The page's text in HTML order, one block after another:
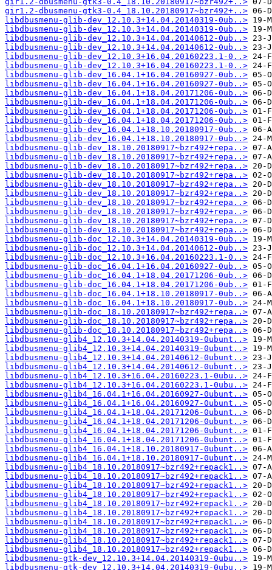
gir1.2-dbusmenu-gtk3-0.4_18.10.20180917~bzr492+..>
libdbusmenu-glib-dev_12.10.3+14.04.20140319-0ub..>
libdbusmenu-glib-dev_12.10.3+14.04.20140319-0ub..>
libdbusmenu-glib-dev_12.10.3+14.04.20140612-0ub..>
libdbusmenu-glib-dev_12.10.3+14.04.20140612-0ub..>
libdbusmenu-glib-dev_12.10.3+16.04.20160223.1-0..>
libdbusmenu-glib-dev_12.10.3+16.04.20160223.1-0..>
libdbusmenu-glib-dev_16.04.1+16.04.20160927-0ub..>
libdbusmenu-glib-dev_16.04.1+16.04.20160927-0ub..>
libdbusmenu-glib-dev_16.04.1+18.04.20171206-0ub..>
libdbusmenu-glib-dev_16.04.1+18.04.20171206-0ub..>
libdbusmenu-glib-dev_16.04.1+18.04.20171206-0ub..>
libdbusmenu-glib-dev_16.04.1+18.04.20171206-0ub..>
libdbusmenu-glib-dev_16.04.1+18.10.20180917-0ub..>
libdbusmenu-glib-dev_16.04.1+18.10.20180917-0ub..>
libdbusmenu-glib-dev_18.10.20180917~bzr492+repa..>
libdbusmenu-glib-dev_18.10.20180917~bzr492+repa..>
libdbusmenu-glib-dev_18.10.20180917~bzr492+repa..>
libdbusmenu-glib-dev_18.10.20180917~bzr492+repa..>
libdbusmenu-glib-dev_18.10.20180917~bzr492+repa..>
libdbusmenu-glib-dev_18.10.20180917~bzr492+repa..>
libdbusmenu-glib-dev_18.10.20180917~bzr492+repa..>
libdbusmenu-glib-dev_18.10.20180917~bzr492+repa..>
libdbusmenu-glib-dev_18.10.20180917~bzr492+repa..>
libdbusmenu-glib-dev_18.10.20180917~bzr492+repa..>
libdbusmenu-glib-doc_12.10.3+14.04.20140319-0ub..>
libdbusmenu-glib-doc_12.10.3+14.04.20140612-0ub..>
libdbusmenu-glib-doc_12.10.3+16.04.20160223.1-0..>
libdbusmenu-glib-doc_16.04.1+16.04.20160927-0ub..>
libdbusmenu-glib-doc_16.04.1+18.04.20171206-0ub..>
libdbusmenu-glib-doc_16.04.1+18.04.20171206-0ub..>
libdbusmenu-glib-doc_16.04.1+18.10.20180917-0ub..>
libdbusmenu-glib-doc_16.04.1+18.10.20180917-0ub..>
libdbusmenu-glib-doc_18.10.20180917~bzr492+repa..>
libdbusmenu-glib-doc_18.10.20180917~bzr492+repa..>
libdbusmenu-glib-doc_18.10.20180917~bzr492+repa..>
libdbusmenu-glib4_12.10.3+14.04.20140319-0ubunt..>
libdbusmenu-glib4_12.10.3+14.04.20140319-0ubunt..>
libdbusmenu-glib4_12.10.3+14.04.20140612-0ubunt..>
libdbusmenu-glib4_12.10.3+14.04.20140612-0ubunt..>
libdbusmenu-glib4_12.10.3+16.04.20160223.1-0ubu..>
libdbusmenu-glib4_12.10.3+16.04.20160223.1-0ubu..>
libdbusmenu-glib4_16.04.1+16.04.20160927-0ubunt..>
libdbusmenu-glib4_16.04.1+16.04.20160927-0ubunt..>
libdbusmenu-glib4_16.04.1+18.04.20171206-0ubunt..>
libdbusmenu-glib4_16.04.1+18.04.20171206-0ubunt..>
libdbusmenu-glib4_16.04.1+18.04.20171206-0ubunt..>
libdbusmenu-glib4_16.04.1+18.04.20171206-0ubunt..>
libdbusmenu-glib4_16.04.1+18.10.20180917-0ubunt..>
libdbusmenu-glib4_16.04.1+18.10.20180917-0ubunt..>
libdbusmenu-glib4_18.10.20180917~bzr492+repack1..>
libdbusmenu-glib4_18.10.20180917~bzr492+repack1..>
libdbusmenu-glib4_18.10.20180917~bzr492+repack1..>
libdbusmenu-glib4_18.10.20180917~bzr492+repack1..>
libdbusmenu-glib4_18.10.20180917~bzr492+repack1..>
libdbusmenu-glib4_18.10.20180917~bzr492+repack1..>
libdbusmenu-glib4_18.10.20180917~bzr492+repack1..>
libdbusmenu-glib4_18.10.20180917~bzr492+repack1..>
libdbusmenu-glib4_18.10.20180917~bzr492+repack1..>
libdbusmenu-glib4_18.10.20180917~bzr492+repack1..>
libdbusmenu-gtk-dev_12.10.3+14.04.20140319-0ubu..>
libdbusmenu-gtk-dev_12.10.3+14.04.20140319-0ubu..>